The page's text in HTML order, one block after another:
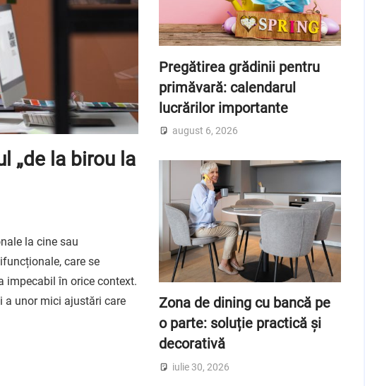
„de la birou la
la cine sau
care se
impecabil în orice context.
a unor mici ajustări care
Pregătirea grădinii pentru
primăvară: calendarul
lucrărilor importante
august 6, 2026
Zona de dining cu bancă pe
o parte: soluție practică și
decorativă
iulie 30, 2026